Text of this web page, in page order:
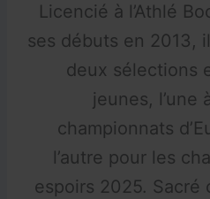
Licencié à l’Athlé
ses débuts en 2013,
deux sélections
jeunes, l’une
championnats
l’autre pour les
espoirs 2025. Sacré